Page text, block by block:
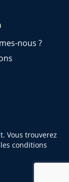
nous ?
Vous trouverez
conditions